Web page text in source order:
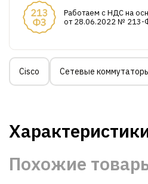
Работаем с НДС на
от 28.06.2022 № 213-
Cisco Сетевые
Похожие